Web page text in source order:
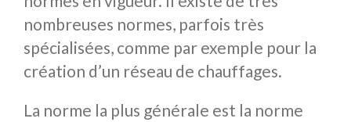
nombreuses normes, parfois très
spécialisées, comme par exemple pour la
création d’un réseau de chauffages.
La norme la plus générale est la norme